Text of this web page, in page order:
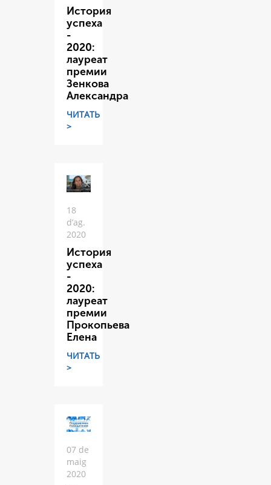
История
успеха
-
2020:
лауреат
премии
Зенкова
Александра
ЧИТАТЬ
>
18
d’ag.
2020
История
успеха
-
2020:
лауреат
премии
Прокопьева
Елена
ЧИТАТЬ
>
07 de
maig
2020